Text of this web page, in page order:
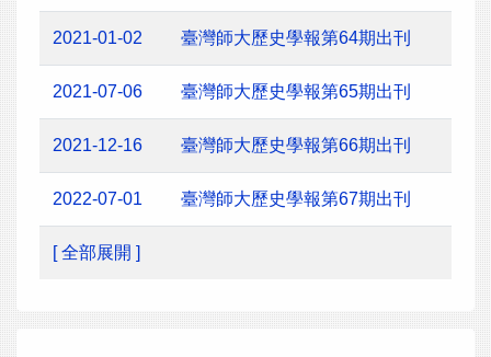
2021-01-02 臺灣師大歷史學報第64期出刊
2021-07-06 臺灣師大歷史學報第65期出刊
2021-12-16 臺灣師大歷史學報第66期出刊
2022-07-01 臺灣師大歷史學報第67期出刊
[ 全部展開 ]